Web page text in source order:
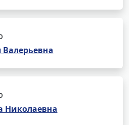
Валерьевна
Николаевна